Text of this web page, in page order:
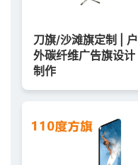
刀旗/沙滩旗定制 | 户
外碳纤维广告旗设计
制作